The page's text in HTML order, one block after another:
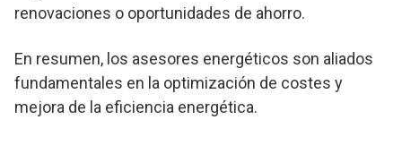
renovaciones o oportunidades de ahorro.
En resumen, los asesores energéticos son aliados
fundamentales en la optimización de costes y
mejora de la eficiencia energética.